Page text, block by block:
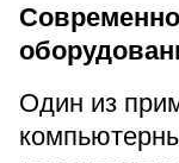
Один из